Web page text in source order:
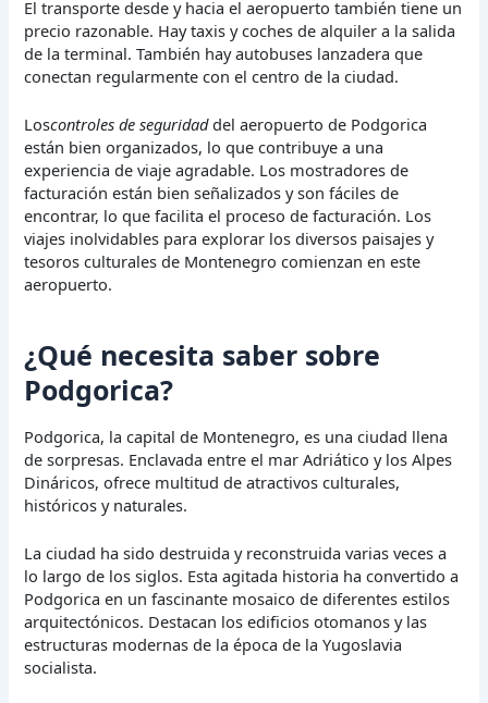
El transporte desde y hacia el aeropuerto también tiene un
precio razonable. Hay taxis y coches de alquiler a la salida
de la terminal. También hay autobuses lanzadera que
conectan regularmente con el centro de la ciudad.
Loscontroles de seguridaddel aeropuerto de Podgorica
están bien organizados, lo que contribuye a una
experiencia de viaje agradable. Los mostradores de
facturación están bien señalizados y son fáciles de
encontrar, lo que facilita el proceso de facturación. Los
viajes inolvidables para explorar los diversos paisajes y
tesoros culturales de Montenegro comienzan en este
aeropuerto.
¿Qué necesita saber sobre
Podgorica?
Podgorica, la capital de Montenegro, es una ciudad llena
de sorpresas. Enclavada entre el mar Adriático y los Alpes
Dináricos, ofrece multitud de atractivos culturales,
históricos y naturales.
La ciudad ha sido destruida y reconstruida varias veces a
lo largo de los siglos. Esta agitada historia ha convertido a
Podgorica en un fascinante mosaico de diferentes estilos
arquitectónicos. Destacan los edificios otomanos y las
estructuras modernas de la época de la Yugoslavia
socialista.